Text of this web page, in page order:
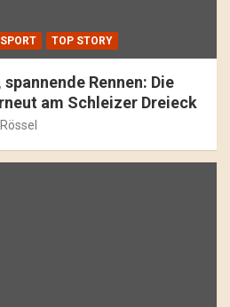
SPORT TOP STORY
Rennen: Die
am Schleizer Dreieck